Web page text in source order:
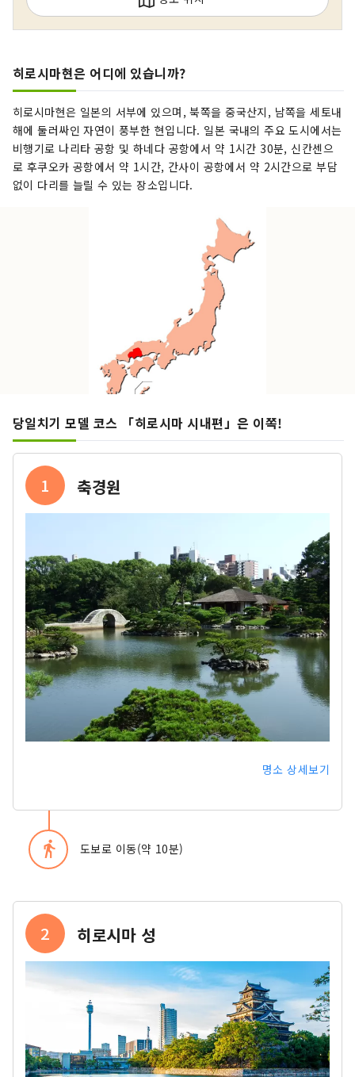
뿐만 아니라 매력이 많아 즐기는 방법도 가득하다.
히로시마현은 어디에 있습니까?
히로시마현은 일본의 서부에 있으며, 북쪽을 중국산지, 남쪽을 세토내
해에 둘러싸인 자연이 풍부한 현입니다. 일본 국내의 주요 도시에서는
비행기로 나리타 공항 및 하네다 공항에서 약 1시간 30분, 신칸센으
로 후쿠오카 공항에서 약 1시간, 간사이 공항에서 약 2시간으로 부담
없이 다리를 늘릴 수 있는 장소입니다.
당일치기 모델 코스 「히로시마 시내편」은 이쪽!
1 축경원
명소 상세보기
directions_walk 도보로 이동(약 10분)
2 히로시마 성